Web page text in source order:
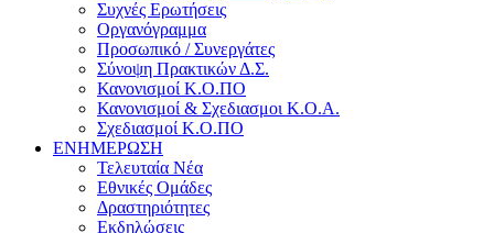
Συχνές Ερωτήσεις
Οργανόγραμμα
Προσωπικό / Συνεργάτες
Σύνοψη Πρακτικών Δ.Σ.
Κανονισμοί Κ.Ο.ΠΟ
Κανονισμοί & Σχεδιασμοι Κ.Ο.Α.
Σχεδιασμοί Κ.Ο.ΠΟ
ΕΝΗΜΕΡΩΣΗ
Τελευταία Νέα
Εθνικές Ομάδες
Δραστηριότητες
Εκδηλώσεις